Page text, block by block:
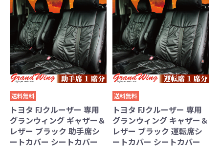
送料無料
トヨタ FJクルーザー 専用
グランウィング ギャザー＆
レザー ブラック 助手席シ
ートカバー シートカバー
送料無料
トヨタ FJクルーザー 専用
グランウィング キャザー＆
レザー ブラック 運転席シ
ートカバー シートカバー